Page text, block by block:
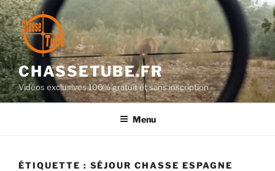
Aller
au
contenu
principal
CHASSETUBE.FR
Vidéos exclusives 100% gratuit et sans inscription
Menu
ÉTIQUETTE : SÉJOUR CHASSE ESPAGNE